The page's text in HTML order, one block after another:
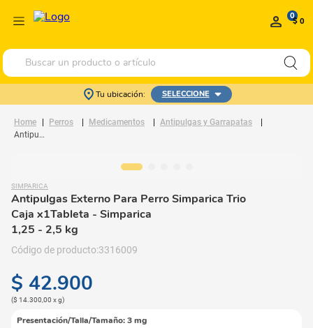
0$ 0
Buscar un producto o artículo
Tu ubicación: SELECCIONE
Perros Medicamentos
Antipulgas y Garrapatas
Antipulgas Externo Para Perro Simparica Trio Caja x1Tableta
SIMPARICA
Antipulgas Externo Para Perro Simparica Trio
Caja x1Tableta - Simparica
1,25 - 2,5 kg
3316009
$ 42.900
($ 14.300,00 xg)
Presentación/Talla/Tamaño:3 mg